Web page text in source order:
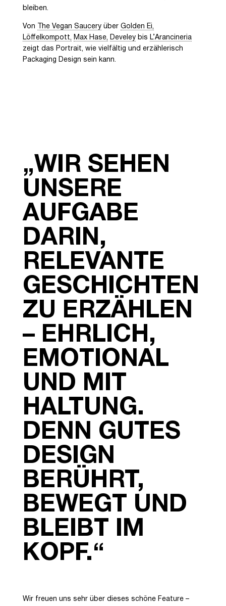
bleiben.
Von The Vegan Sauceryüber Golden Ei,
Löffelkompott, Max Hase, Develeybis L’Arancineria
zeigt das Portrait, wie vielfältig und erzählerisch
Packaging Design sein kann.
„WIR SEHEN
UNSERE
AUFGABE
DARIN,
RELEVANTE
GESCHICHTEN
ZU ERZÄHLEN
– EHRLICH,
EMOTIONAL
UND MIT
HALTUNG.
DENN GUTES
DESIGN
BERÜHRT,
BEWEGT UND
BLEIBT IM
KOPF.“
Wir freuen uns sehr über dieses schöne Feature –